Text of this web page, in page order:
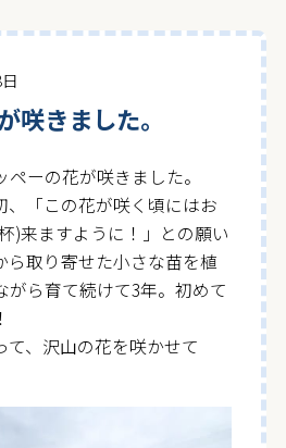
咲きました。
ーの花が咲きました。
、「この花が咲く頃にはお
)来ますように！」との願い
ら取り寄せた小さな苗を植
がら育て続けて3年。初めて
て、沢山の花を咲かせて